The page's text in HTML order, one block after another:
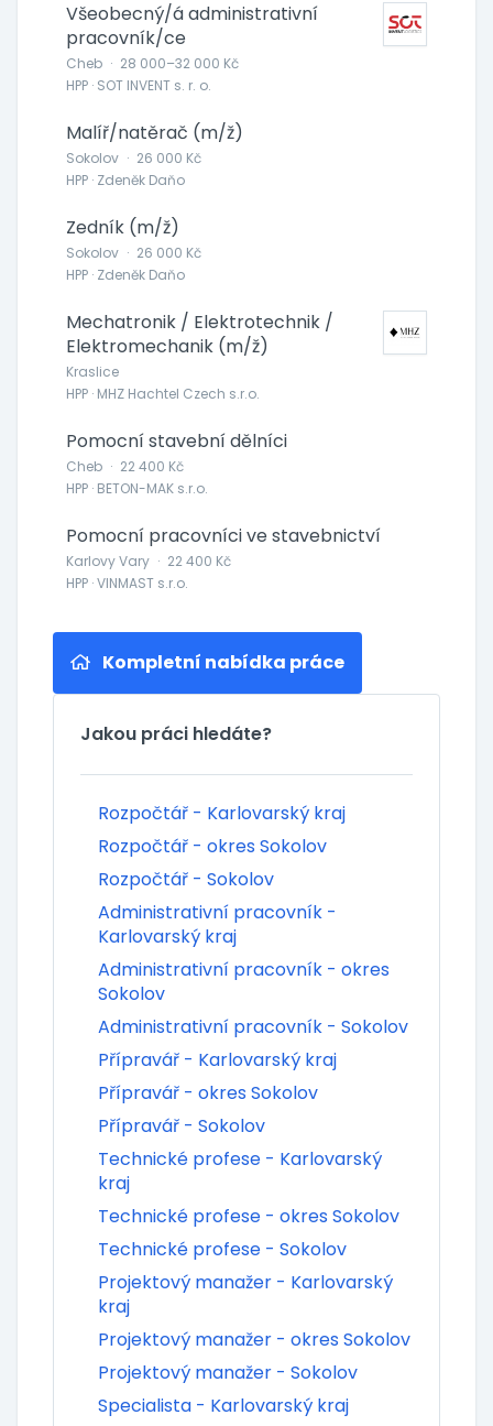
Všeobecný/á administrativní
pracovník/ce
Cheb · 28 000–32 000 Kč
HPP · SOT INVENT s. r. o.
Malíř/natěrač (m/ž)
Sokolov · 26 000 Kč
HPP · Zdeněk Daňo
Zedník (m/ž)
Sokolov · 26 000 Kč
HPP · Zdeněk Daňo
Mechatronik / Elektrotechnik /
Elektromechanik (m/ž)
Kraslice
HPP · MHZ Hachtel Czech s.r.o.
Pomocní stavební dělníci
Cheb · 22 400 Kč
HPP · BETON-MAK s.r.o.
Pomocní pracovníci ve stavebnictví
Karlovy Vary · 22 400 Kč
HPP · VINMAST s.r.o.
Kompletní nabídka práce
Jakou práci hledáte?
Rozpočtář - Karlovarský kraj
Rozpočtář - okres Sokolov
Rozpočtář - Sokolov
Administrativní pracovník -
Karlovarský kraj
Administrativní pracovník - okres
Sokolov
Administrativní pracovník - Sokolov
Přípravář - Karlovarský kraj
Přípravář - okres Sokolov
Přípravář - Sokolov
Technické profese - Karlovarský
kraj
Technické profese - okres Sokolov
Technické profese - Sokolov
Projektový manažer - Karlovarský
kraj
Projektový manažer - okres Sokolov
Projektový manažer - Sokolov
Specialista - Karlovarský kraj